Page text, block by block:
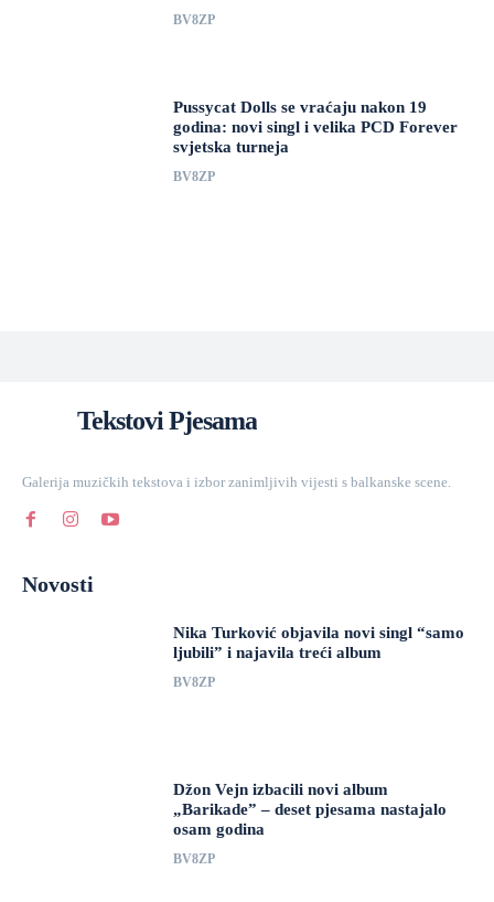
BV8ZP
Pussycat Dolls se vraćaju nakon 19
godina: novi singl i velika PCD Forever
svjetska turneja
BV8ZP
Tekstovi Pjesama
Galerija muzičkih tekstova i izbor zanimljivih vijesti s balkanske scene.
Novosti
Nika Turković objavila novi singl “samo
ljubili” i najavila treći album
BV8ZP
Džon Vejn izbacili novi album
„Barikade” – deset pjesama nastajalo
osam godina
BV8ZP